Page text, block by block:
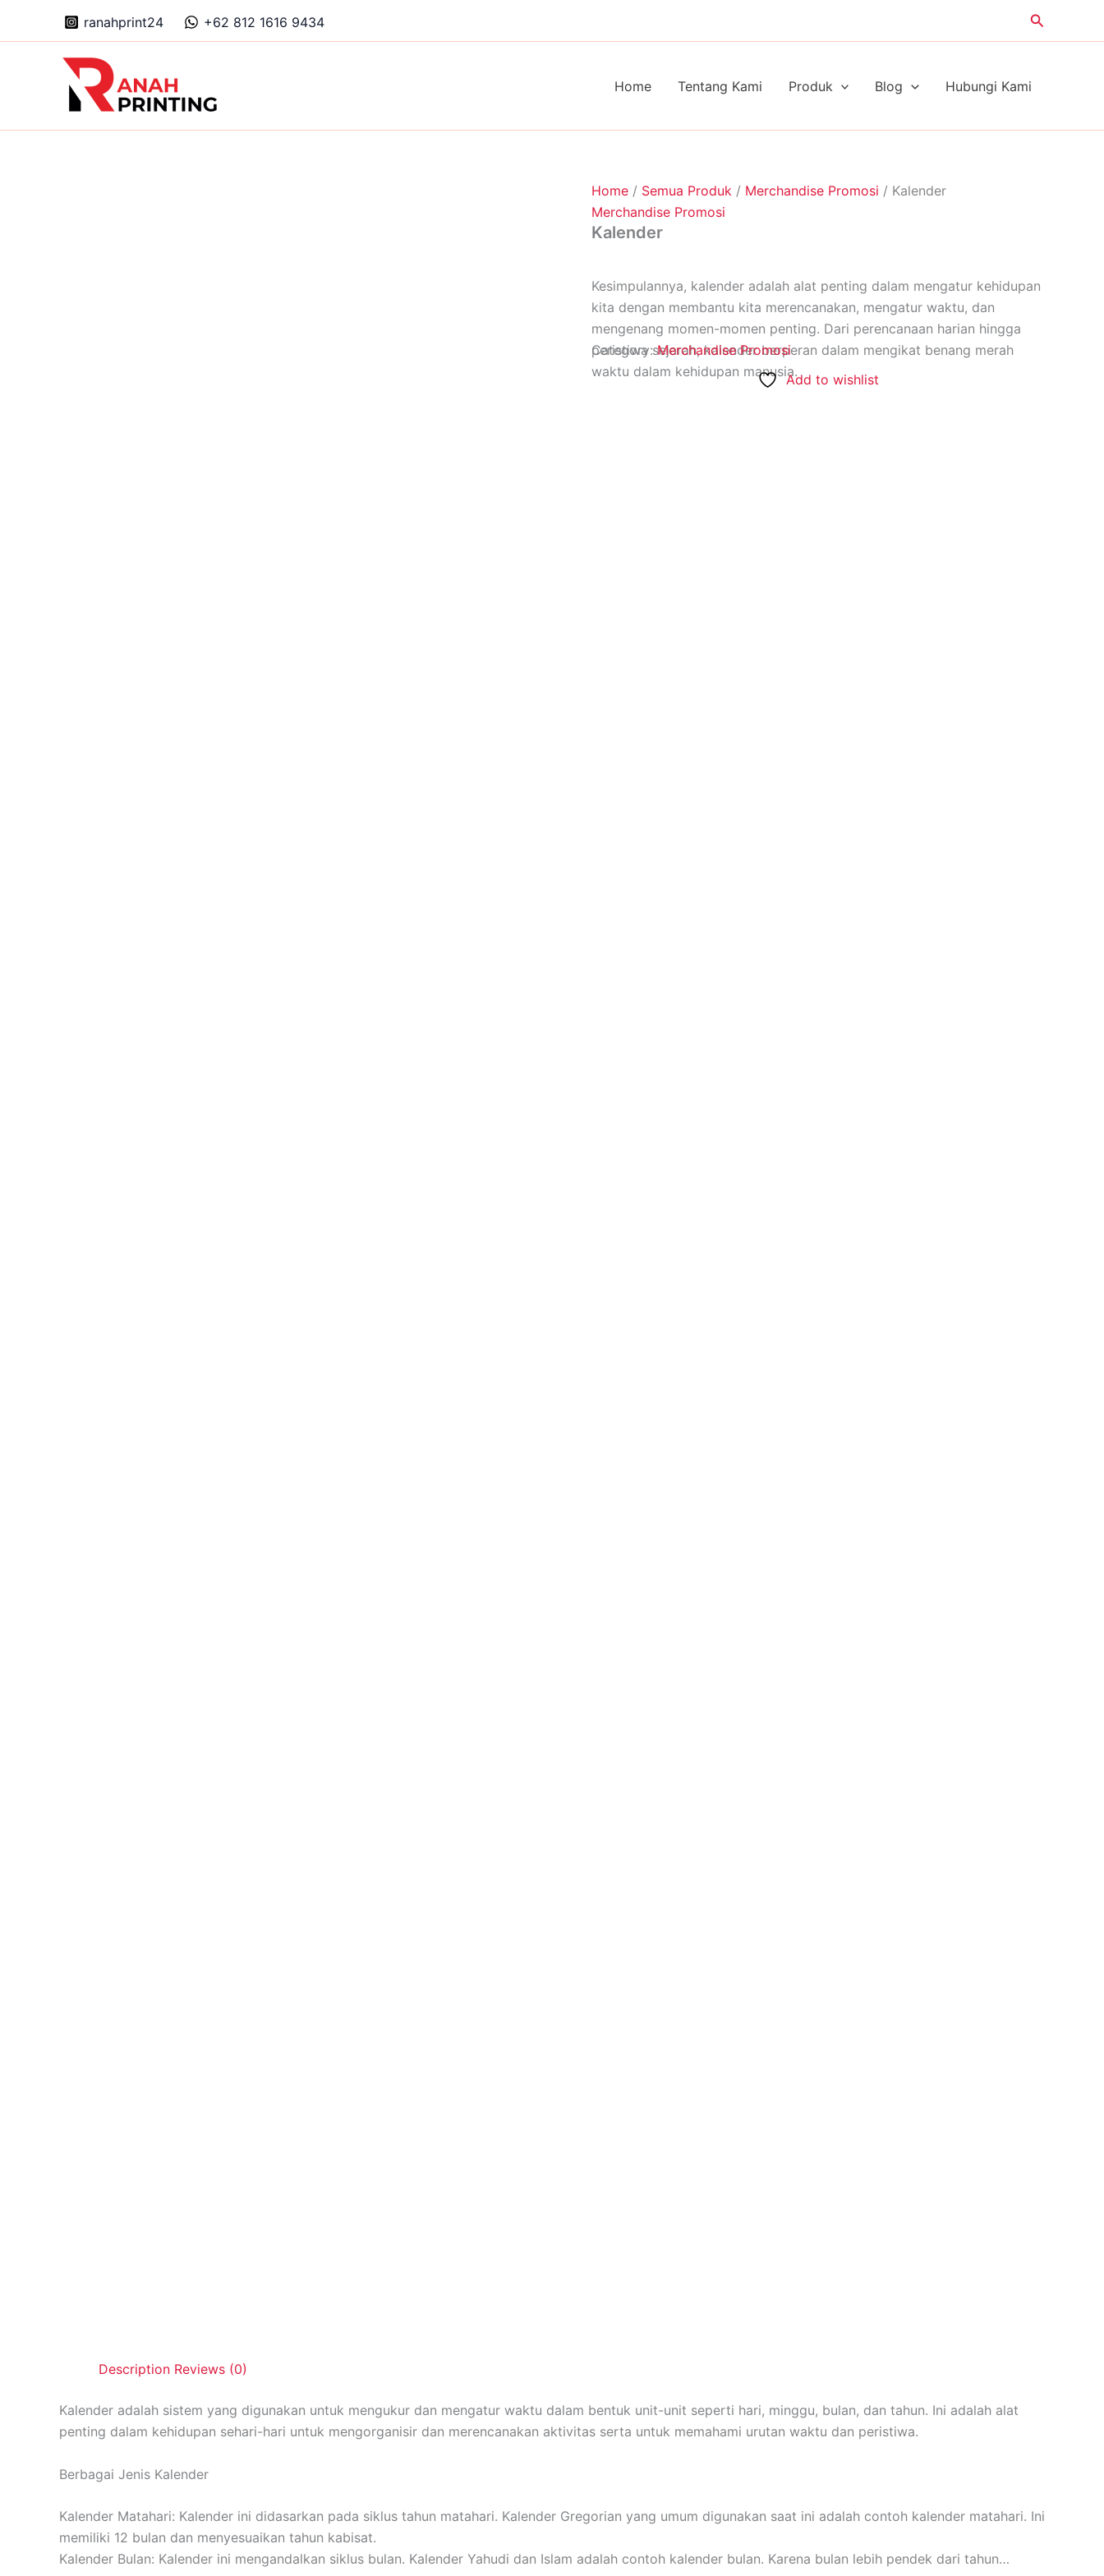
ranahprint24 +62 812 1616 9434 Search
Home Tentang Kami Produk Blog Hubungi Kami
Home / Semua Produk / Merchandise Promosi / Kalender
Merchandise Promosi
Kalender
Kesimpulannya, kalender adalah alat penting dalam mengatur kehidupan
kita dengan membantu kita merencanakan, mengatur waktu, dan
mengenang momen-momen penting. Dari perencanaan harian hingga
peristiwa sejarah, kalender berperan dalam mengikat benang merah
waktu dalam kehidupan manusia.
Category:Merchandise Promosi
Add to wishlist
Description Reviews (0)
Kalender adalah sistem yang digunakan untuk mengukur dan mengatur waktu dalam bentuk unit-unit seperti hari, minggu, bulan, dan tahun. Ini adalah alat
penting dalam kehidupan sehari-hari untuk mengorganisir dan merencanakan aktivitas serta untuk memahami urutan waktu dan peristiwa.
Berbagai Jenis Kalender
Kalender Matahari: Kalender ini didasarkan pada siklus tahun matahari. Kalender Gregorian yang umum digunakan saat ini adalah contoh kalender matahari. Ini
memiliki 12 bulan dan menyesuaikan tahun kabisat.
Kalender Bulan: Kalender ini mengandalkan siklus bulan. Kalender Yahudi dan Islam adalah contoh kalender bulan. Karena bulan lebih pendek dari tahun